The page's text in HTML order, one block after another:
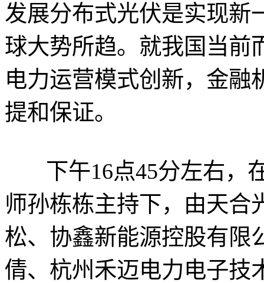
发展分布式光伏是实现新
球大势所趋。就我国当前
电力运营模式创新，金融
提和保证。
下午16点45分左右，在
师孙栋栋主持下，由天合
松、协鑫新能源控股有限
倩、杭州禾迈电力电子技